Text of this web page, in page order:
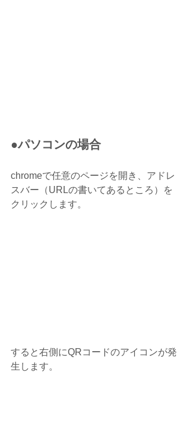
●パソコンの場合
chromeで任意のページを開き、アドレ
スバー（URLの書いてあるところ）を
クリックします。
すると右側にQRコードのアイコンが発
生します。